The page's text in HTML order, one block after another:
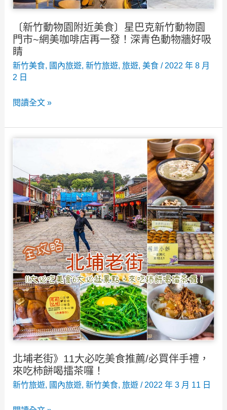
車、
菜
單
資
訊
新
家
庭
聚
餐
好
擇，
餐
+149
元
可
升
等
套
餐
〔新竹動物園附近美食〕星巴克新竹動物園
門市~網美咖啡店再一發！深青色動物牆好吸
睛
新竹美食, 國內旅遊, 新竹旅遊, 旅遊, 美食/ 2022 年 8 月
2 日
〔新
附
近
美
食〕
星
巴
克
新
竹
動
物
園
門
市
~
閱讀全文 »
北埔老街》11大必吃美食推薦/必買伴手禮，
來吃柿餅喝擂茶囉！
新竹旅遊, 國內旅遊, 新竹美食, 旅遊/ 2022 年 3 月 11 日